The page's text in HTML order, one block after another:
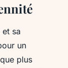
sa
un
plus